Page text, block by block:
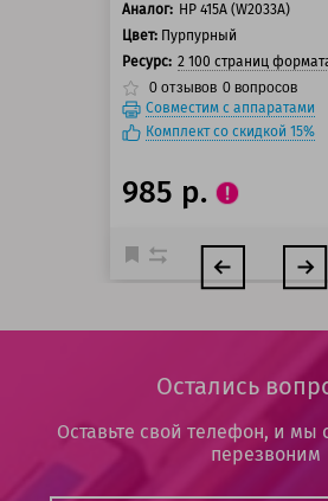
Аналог: HP 415A (W2033A)
Цвет: Пурпурный
Ресурс: 2 100 страниц
0 отзывов 0 вопросов
Совместим с аппаратами
Комплект со скидкой 15%
985 р.
Остались
Оставьте свой телефон, и мы
перезвоним